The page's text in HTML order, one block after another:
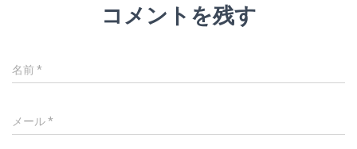
コメントを残す
名前*
メール*